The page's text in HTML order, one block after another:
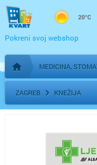
20°C
Pokreni svoj webshop
Početna stranica
MEDICINA,
ZAGREB KNEŽIJA